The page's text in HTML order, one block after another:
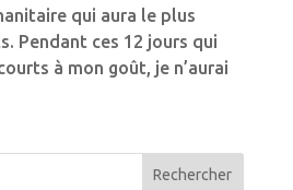
qui aura le plus
Pendant ces 12 jours qui
à mon goût, je n’aurai